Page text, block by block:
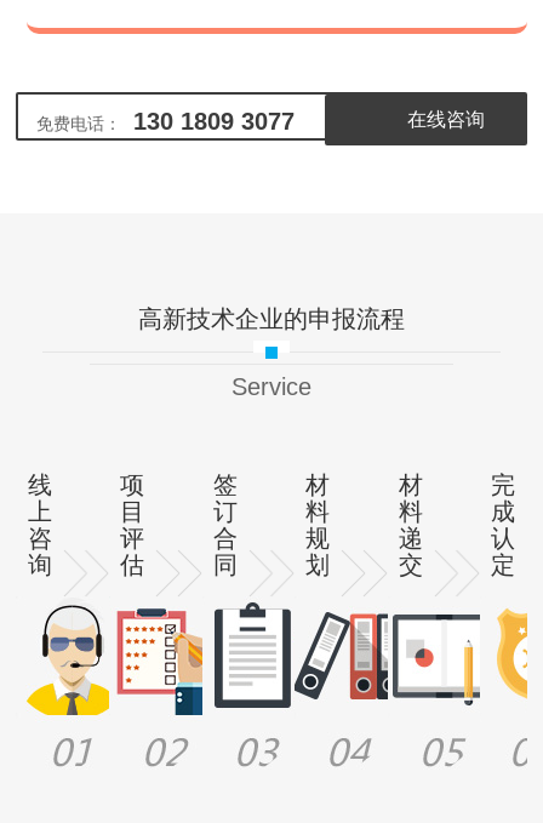
免费电话： 130 1809 3077 在线咨询
高新技术企业的申报流程
Service
线
上
咨
询
项
目
评
估
签
订
合
同
材
料
规
划
材
料
递
交
完
成
认
定